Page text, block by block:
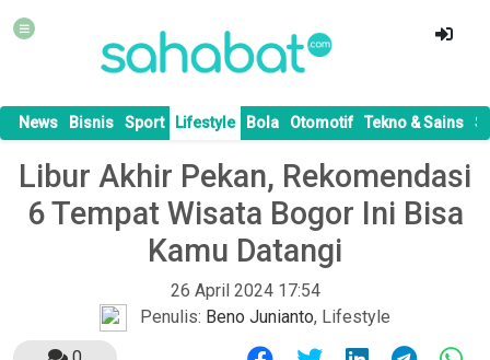
News Bisnis Sport Lifestyle Bola Otomotif Tekno & Sains
Libur Akhir Pekan, Rekomendasi
6 Tempat Wisata Bogor Ini Bisa
Kamu Datangi
26 April 2024 17:54
Penulis: Beno Junianto, Lifestyle